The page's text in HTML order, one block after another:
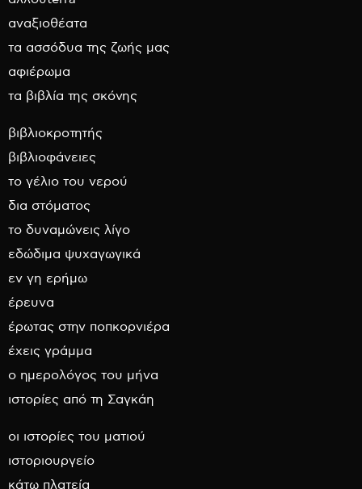
αναξιοθέατα
τα ασσόδυα της ζωής μας
αφιέρωμα
τα βιβλία της σκόνης
βιβλιοκροτητής
βιβλιοφάνειες
το γέλιο του νερού
δια στόματος
το δυναμώνεις λίγο
εδώδιμα ψυχαγωγικά
εν γη ερήμω
έρευνα
έρωτας στην ποπκορνιέρα
έχεις γράμμα
ο ημερολόγος του μήνα
ιστορίες από τη Σαγκάη
οι ιστορίες του ματιού
ιστοριουργείο
κάτω πλατεία